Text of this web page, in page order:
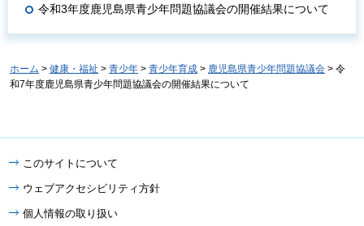
令和3年度鹿児島県青少年問題協議会の開催結果について
ホーム > 健康・福祉 > 青少年 > 青少年育成 > 鹿児島県青少年問題協議会 > 令
和7年度鹿児島県青少年問題協議会の開催結果について
このサイトについて
ウェブアクセシビリティ方針
個人情報の取り扱い